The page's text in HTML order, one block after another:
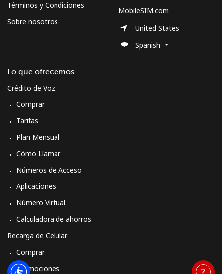
Términos y Condiciones
Sobre nosotros
Lo que ofrecemos
Crédito de Voz
Comprar
Tarifas
Plan Mensual
Cómo Llamar
Números de Acceso
Aplicaciones
Número Virtual
Calculadora de ahorros
Recarga de Celular
Comprar
Promociones
MobileSIM.com
United States
Spanish